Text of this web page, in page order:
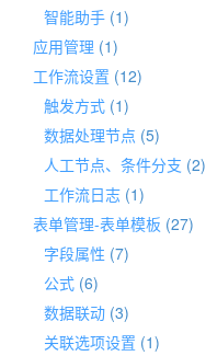
智能助手 (1)
应用管理 (1)
工作流设置 (12)
触发方式 (1)
数据处理节点 (5)
人工节点、条件分支 (2)
工作流日志 (1)
表单管理-表单模板 (27)
字段属性 (7)
公式 (6)
数据联动 (3)
关联选项设置 (1)